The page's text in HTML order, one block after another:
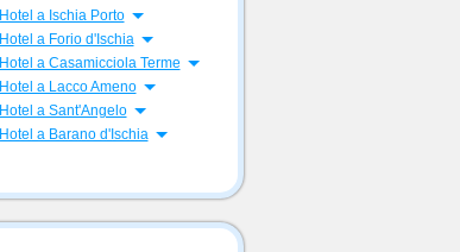
Hotel a Ischia Porto Apri menu
Hotel a Forio d'Ischia Apri menu
Hotel a Casamicciola Terme Apri menu
Hotel a Lacco Ameno Apri menu
Hotel a Sant'Angelo Apri menu
Hotel a Barano d'Ischia Apri menu